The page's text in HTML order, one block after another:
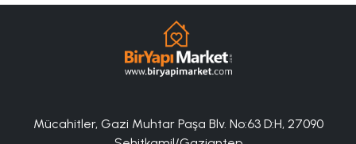
Mücahitler, Gazi Muhtar Paşa Blv. No:63 D:H, 27090